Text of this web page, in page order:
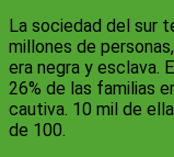
La sociedad del sur
millones de
era negra y esclava.
26% de las familias
cautiva. 10 mil de
de 100.